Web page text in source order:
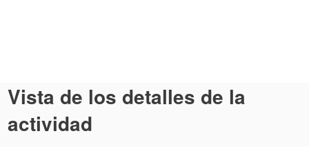
Vista de los detalles de la
actividad